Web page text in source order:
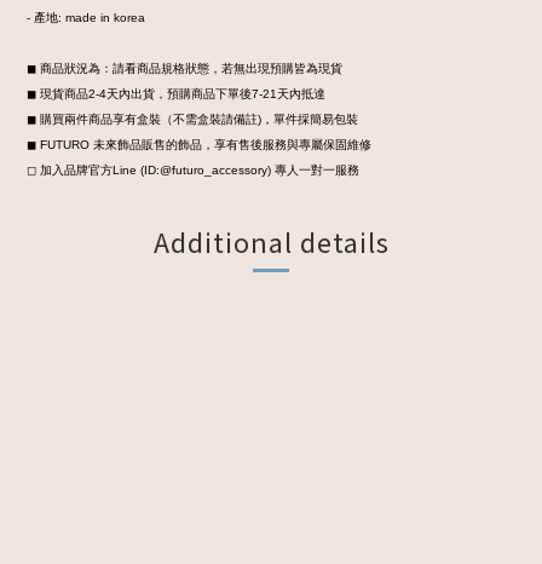
- 產地: made in korea
◼︎ 商品狀況為：請看商品規格狀態，若無出現預購皆為現貨
◼︎ 現貨商品2-4天內出貨，預購商品下單後7-21天內抵達
◼︎ 購買兩件商品享有盒裝 （不需盒裝請備註)， 單件採簡易包裝
◼︎ FUTURO 未來飾品販售的飾品，享有售後服務與專屬保固維修
◻︎ 加入品牌官方Line (ID:@futuro_accessory) 專人一對一服務
Additional details